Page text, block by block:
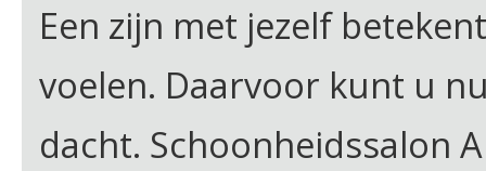
Een zijn met jezelf
voelen. Daarvoor kunt u
dacht. Schoonheidssalon